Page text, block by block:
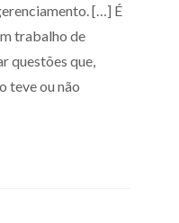
[…] É
trabalho de
questões que,
teve ou não